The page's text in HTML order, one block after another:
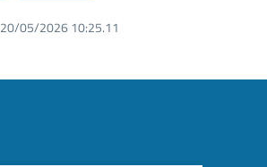
20/05/2026 10:25.11